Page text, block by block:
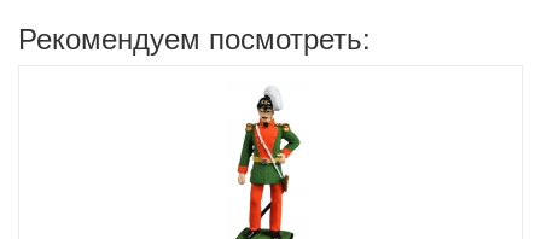
Рекомендуем посмотреть: